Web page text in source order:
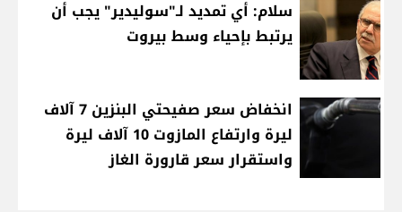
سلام: أي تمديد لـ"سوليدير" يجب أن
يرتبط بإحياء وسط بيروت
انخفاض سعر صفيحتي البنزين 7 آلاف
ليرة وارتفاع المازوت 10 آلاف ليرة
واستقرار سعر قارورة الغاز